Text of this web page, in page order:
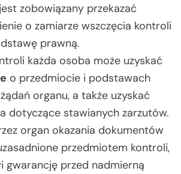
zobowiązany przekazać
o zamiarze wszczęcia kontroli
prawną.
każda osoba może uzyskać
o przedmiocie i podstawach
organu, a także uzyskać
dotyczące stawianych zarzutów.
organ okazania dokumentów
przedmiotem kontroli,
gwarancję przed nadmierną